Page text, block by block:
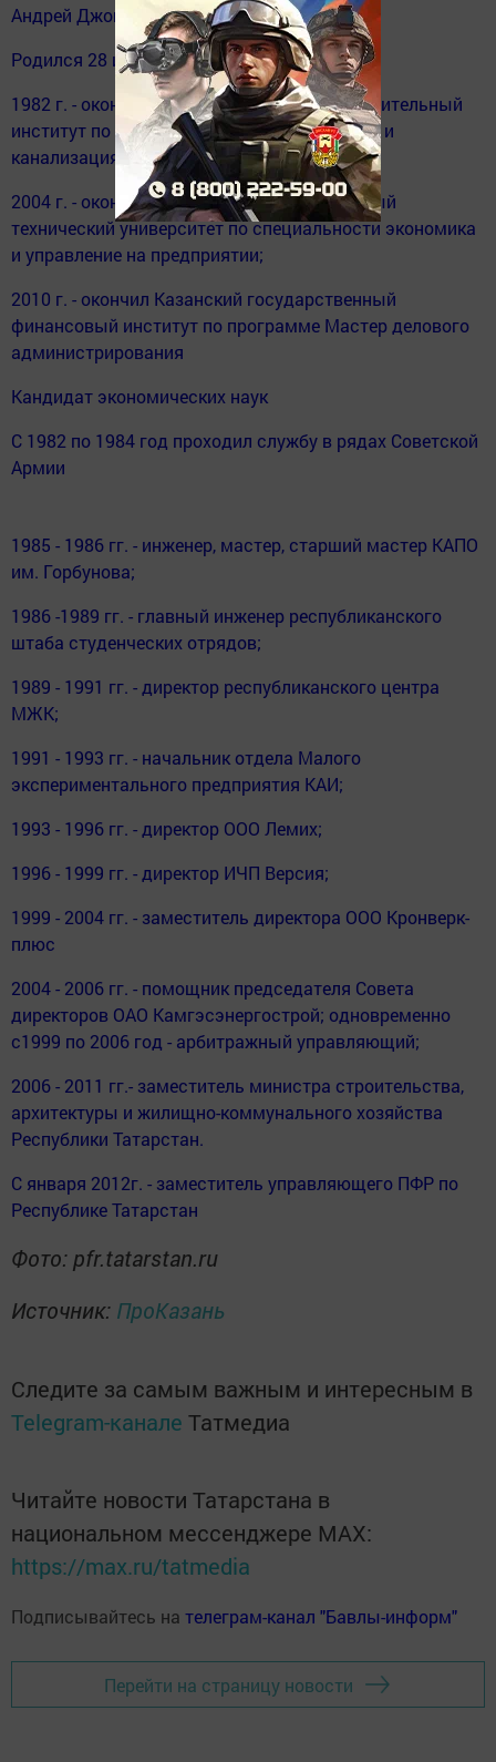
Андрей Джонович Ясько
Родился 28 июня 1960 в г. Алма-Ата;
1982 г. - окончил Казанский инженерно-строительный
институт по специальности водоснабжение и
канализация;
2004 г. - окончил Казанский государственный
технический университет по специальности экономика
и управление на предприятии;
2010 г. - окончил Казанский государственный
финансовый институт по программе Мастер делового
администрирования
Кандидат экономических наук
С 1982 по 1984 год проходил службу в рядах Советской
Армии
1985 - 1986 гг. - инженер, мастер, старший мастер КАПО
им. Горбунова;
1986 -1989 гг. - главный инженер республиканского
штаба студенческих отрядов;
1989 - 1991 гг. - директор республиканского центра
МЖК;
1991 - 1993 гг. - начальник отдела Малого
экспериментального предприятия КАИ;
1993 - 1996 гг. - директор ООО Лемих;
1996 - 1999 гг. - директор ИЧП Версия;
1999 - 2004 гг. - заместитель директора ООО Кронверк-
плюс
2004 - 2006 гг. - помощник председателя Совета
директоров ОАО Камгэсэнергострой; одновременно
с1999 по 2006 год - арбитражный управляющий;
2006 - 2011 гг.- заместитель министра строительства,
архитектуры и жилищно-коммунального хозяйства
Республики Татарстан.
С января 2012г. - заместитель управляющего ПФР по
Республике Татарстан
Фото: pfr.tatarstan.ru
Источник: ПроКазань
Следите за самым важным и интересным в
Telegram-канале Татмедиа
Читайте новости Татарстана в
национальном мессенджере MАХ:
https://max.ru/tatmedia
Подписывайтесь на телеграм-канал "Бавлы-информ"
Перейти на страницу новости